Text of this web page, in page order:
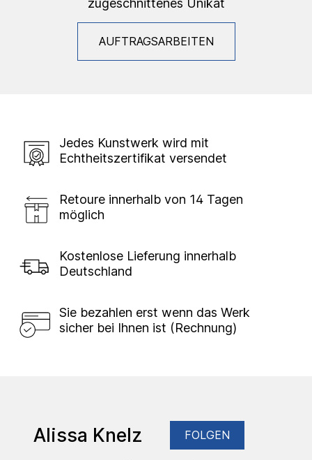
zugeschnittenes Unikat
AUFTRAGSARBEITEN
Jedes Kunstwerk wird mit
Echtheitszertifikat versendet
Retoure innerhalb von 14 Tagen
möglich
Kostenlose Lieferung innerhalb
Deutschland
Sie bezahlen erst wenn das Werk
sicher bei Ihnen ist (Rechnung)
Alissa Knelz FOLGEN